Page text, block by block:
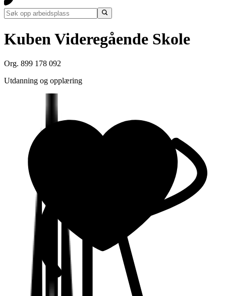
Kuben Videregående Skole
Org. 899 178 092
Utdanning og opplæring